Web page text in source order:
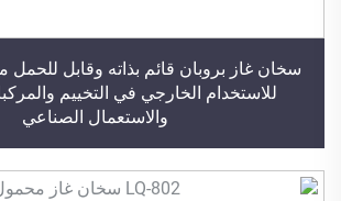
سخان غاز بروبان قائم بذاته وقابل
للاستخدام الخارجي في التخييم
والاستعمال الصناعي